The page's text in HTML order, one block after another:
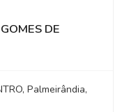
DE
Palmeirândia,